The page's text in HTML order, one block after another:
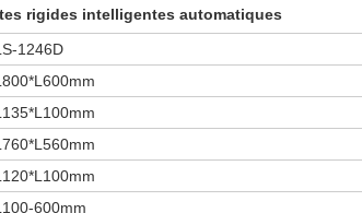
rigides intelligentes automatiques
1246D
600mm